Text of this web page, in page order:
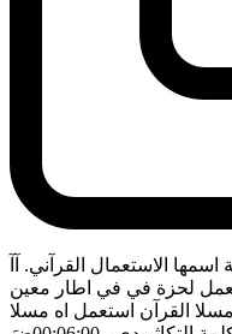
الاستعمال القرآني. آآ
لحزة في في اطار معين
القرآن استعمل اه مسلا